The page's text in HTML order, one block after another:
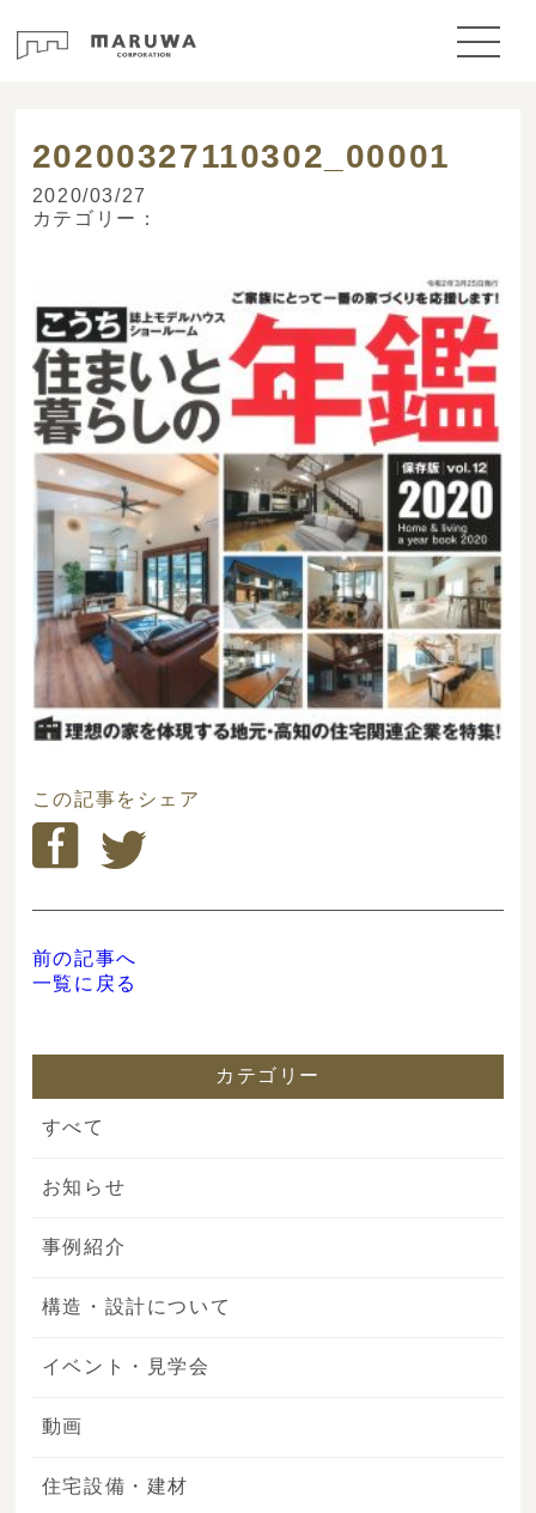
20200327110302_00001
2020/03/27
カテゴリー：
この記事をシェア
前の記事へ
一覧に戻る
カテゴリー
すべて
お知らせ
事例紹介
構造・設計について
イベント・見学会
動画
住宅設備・建材